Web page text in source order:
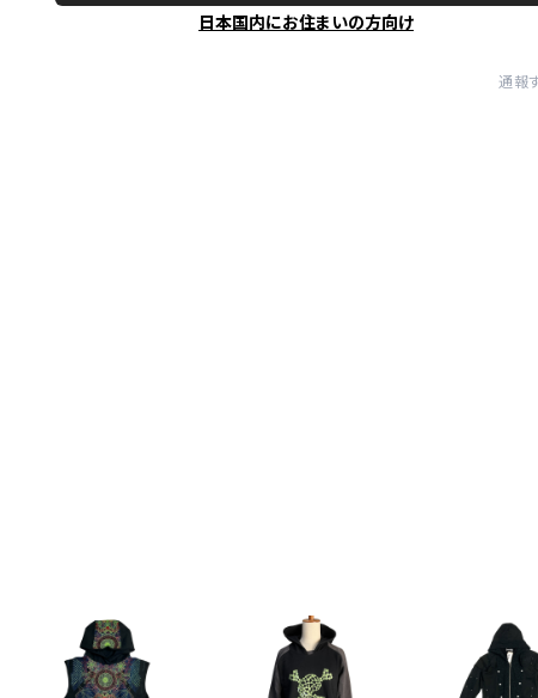
日本国内にお住まいの方向け
通報